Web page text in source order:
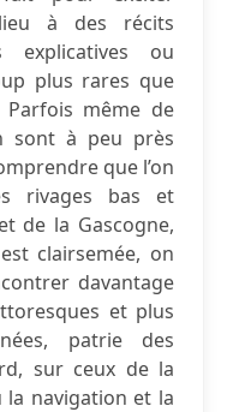
à des récits
explicatives ou
plus rares que
Parfois même de
sont à peu près
que l’on
rivages bas et
de la Gascogne,
clairsemée, on
davantage
et plus
patrie des
sur ceux de la
la navigation et la